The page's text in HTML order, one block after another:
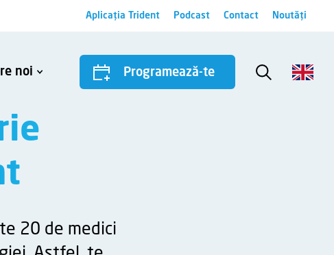
Aplicația Trident Podcast Contact Noutăți
noi Programează-te
20 de medici